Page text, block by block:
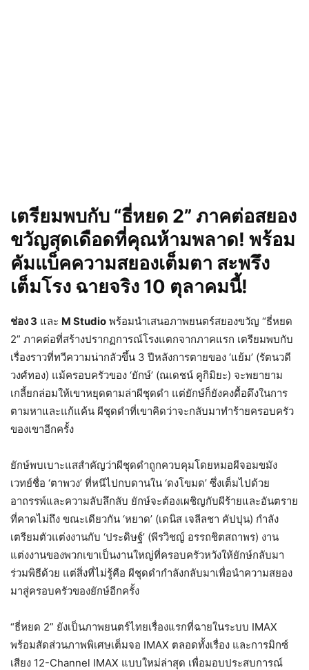
เตรียมพบกับ “ธี่หยด 2” ภาคต่อสยอง
ขวัญสุดเดือดที่คุณห้ามพลาด! พร้อม
คัมแบ็คความสยองเต็มตา สะพรึง
เต็มโรง ฉายจริง 10 ตุลาคมนี้!
ช่อง 3 และ M Studio พร้อมนำเสนอภาพยนตร์สยองขวัญ “ธี่หยด
2” ภาคต่อที่สร้างปรากฏการณ์โรงแตกจากภาคแรก เตรียมพบกับ
เรื่องราวที่ทวีความน่ากลัวขึ้น 3 ปีหลังการตายของ ‘แย้ม’ (รัตนวดี
วงศ์ทอง) แม้ครอบครัวของ ‘ยักษ์’ (ณเดชน์ คูกิมิยะ) จะพยายาม
เกลี้ยกล่อมให้เขาหยุดตามล่าผีชุดดำ แต่ยักษ์ก็ยังคงดื้อดึงในการ
ตามหาและแก้แค้น ผีชุดดำที่เขาคิดว่าจะกลับมาทำร้ายครอบครัว
ของเขาอีกครั้ง
ยักษ์พบเบาะแสสำคัญว่าผีชุดดำถูกควบคุมโดยหมอผีจอมขมัง
เวทย์ชื่อ ‘ตาพวง’ ที่หนีไปกบดานใน ‘ดงโขมด’ ซึ่งเต็มไปด้วย
อาถรรพ์และความลับลึกลับ ยักษ์จะต้องเผชิญกับผีร้ายและอันตราย
ที่คาดไม่ถึง ขณะเดียวกัน ‘หยาด’ (เดนิส เจลีลชา คัปปุน) กำลัง
เตรียมตัวแต่งงานกับ ‘ประดิษฐ์’ (พีรวิชญ์ อรรถชิตสถาพร) งาน
แต่งงานของพวกเขาเป็นงานใหญ่ที่ครอบครัวหวังให้ยักษ์กลับมา
ร่วมพิธีด้วย แต่สิ่งที่ไม่รู้คือ ผีชุดดำกำลังกลับมาเพื่อนำความสยอง
มาสู่ครอบครัวของยักษ์อีกครั้ง
“ธี่หยด 2” ยังเป็นภาพยนตร์ไทยเรื่องแรกที่ฉายในระบบ IMAX
พร้อมสัดส่วนภาพพิเศษเต็มจอ IMAX ตลอดทั้งเรื่อง และการมิกซ์
เสียง 12-Channel IMAX แบบใหม่ล่าสุด เพื่อมอบประสบการณ์